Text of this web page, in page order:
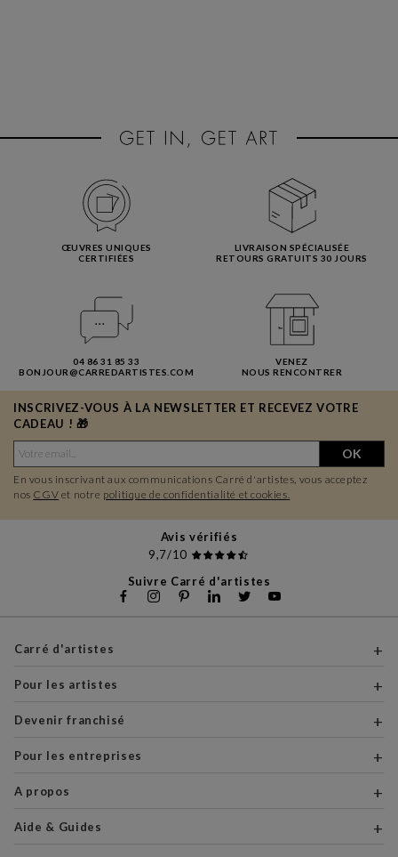
ŒUVRES UNIQUES
CERTIFIÉES
LIVRAISON SPÉCIALISÉE
RETOURS GRATUITS 30 JOURS
04 86 31 85 33
BONJOUR@CARREDARTISTES.COM
VENEZ
NOUS RENCONTRER
INSCRIVEZ-VOUS À LA NEWSLETTER ET RECEVEZ VOTRE
CADEAU ! 🎁
OK
En vous inscrivant aux communications Carré d'artistes, vous acceptez
nos CGV et notre politique de confidentialité et cookies.
Avis vérifiés
9,7/10
Suivre Carré d'artistes
Carré d'artistes
Pour les artistes
Devenir franchisé
Pour les entreprises
A propos
Aide & Guides